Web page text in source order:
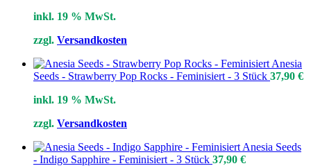
inkl. 19 % MwSt.
zzgl. Versandkosten
Anesia
Seeds - Strawberry Pop Rocks - Feminisiert - 3 Stück 37,90 €
inkl. 19 % MwSt.
zzgl. Versandkosten
Anesia Seeds
- Indigo Sapphire - Feminisiert - 3 Stück 37,90 €